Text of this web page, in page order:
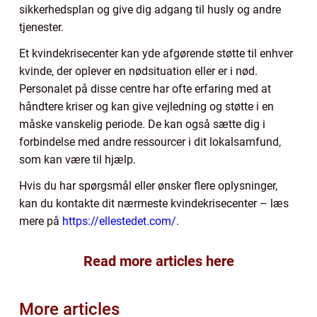
sikkerhedsplan og give dig adgang til husly og andre
tjenester.
Et kvindekrisecenter kan yde afgørende støtte til enhver
kvinde, der oplever en nødsituation eller er i nød.
Personalet på disse centre har ofte erfaring med at
håndtere kriser og kan give vejledning og støtte i en
måske vanskelig periode. De kan også sætte dig i
forbindelse med andre ressourcer i dit lokalsamfund,
som kan være til hjælp.
Hvis du har spørgsmål eller ønsker flere oplysninger,
kan du kontakte dit nærmeste kvindekrisecenter – læs
mere på https://ellestedet.com/.
Read more articles here
More articles